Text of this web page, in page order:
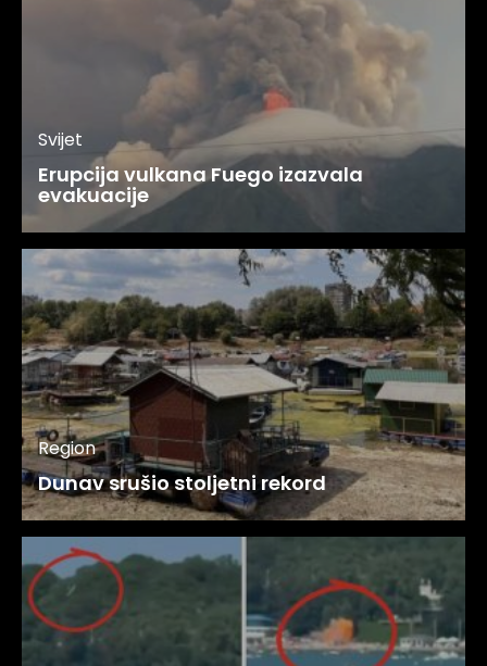
Svijet
Erupcija vulkana Fuego izazvala
evakuacije
Region
Dunav srušio stoljetni rekord